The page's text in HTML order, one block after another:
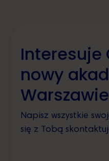
Interesuje
nowy
Napisz wszystkie
się z Tobą